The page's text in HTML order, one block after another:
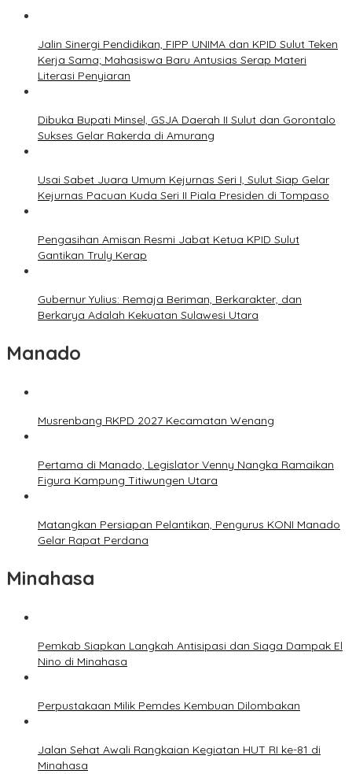
Jalin Sinergi Pendidikan, FIPP UNIMA dan KPID Sulut Teken
Kerja Sama; Mahasiswa Baru Antusias Serap Materi
Literasi Penyiaran
Dibuka Bupati Minsel, GSJA Daerah II Sulut dan Gorontalo
Sukses Gelar Rakerda di Amurang
Usai Sabet Juara Umum Kejurnas Seri I, Sulut Siap Gelar
Kejurnas Pacuan Kuda Seri II Piala Presiden di Tompaso
Pengasihan Amisan Resmi Jabat Ketua KPID Sulut
Gantikan Truly Kerap
Gubernur Yulius: Remaja Beriman, Berkarakter, dan
Berkarya Adalah Kekuatan Sulawesi Utara
Manado
Musrenbang RKPD 2027 Kecamatan Wenang
Pertama di Manado, Legislator Venny Nangka Ramaikan
Figura Kampung Titiwungen Utara
Matangkan Persiapan Pelantikan, Pengurus KONI Manado
Gelar Rapat Perdana
Minahasa
Pemkab Siapkan Langkah Antisipasi dan Siaga Dampak El
Nino di Minahasa
Perpustakaan Milik Pemdes Kembuan Dilombakan
Jalan Sehat Awali Rangkaian Kegiatan HUT RI ke-81 di
Minahasa